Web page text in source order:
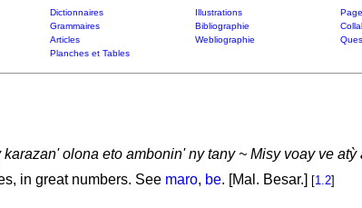
Dictionnaires Illustrations
Grammaires Bibliographie
Articles Webliographie
Planches et Tables
karazan' olona eto ambonin' ny tany ~ Misy voay ve
in great numbers. See maro, be. [Mal. Besar.] [1.2]